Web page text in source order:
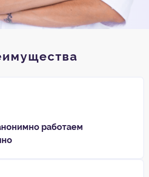
работаем